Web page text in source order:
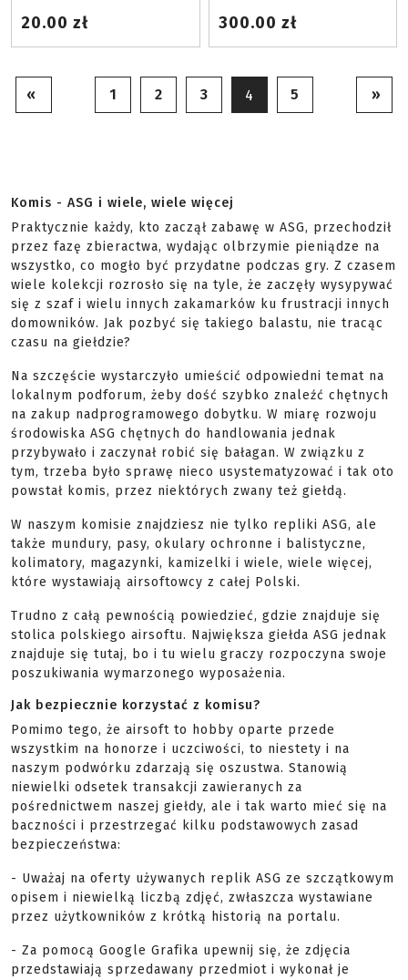
20.00 zł 300.00 zł
« 1 2 3 4 5 »
Komis - ASG i wiele, wiele więcej
Praktycznie każdy, kto zaczął zabawę w ASG, przechodził
przez fazę zbieractwa, wydając olbrzymie pieniądze na
wszystko, co mogło być przydatne podczas gry. Z czasem
wiele kolekcji rozrosło się na tyle, że zaczęły wysypywać
się z szaf i wielu innych zakamarków ku frustracji innych
domowników. Jak pozbyć się takiego balastu, nie tracąc
czasu na giełdzie?
Na szczęście wystarczyło umieścić odpowiedni temat na
lokalnym podforum, żeby dość szybko znaleźć chętnych
na zakup nadprogramowego dobytku. W miarę rozwoju
środowiska ASG chętnych do handlowania jednak
przybywało i zaczynał robić się bałagan. W związku z
tym, trzeba było sprawę nieco usystematyzować i tak oto
powstał komis, przez niektórych zwany też giełdą.
W naszym komisie znajdziesz nie tylko repliki ASG, ale
także mundury, pasy, okulary ochronne i balistyczne,
kolimatory, magazynki, kamizelki i wiele, wiele więcej,
które wystawiają airsoftowcy z całej Polski.
Trudno z całą pewnością powiedzieć, gdzie znajduje się
stolica polskiego airsoftu. Największa giełda ASG jednak
znajduje się tutaj, bo i tu wielu graczy rozpoczyna swoje
poszukiwania wymarzonego wyposażenia.
Jak bezpiecznie korzystać z komisu?
Pomimo tego, że airsoft to hobby oparte przede
wszystkim na honorze i uczciwości, to niestety i na
naszym podwórku zdarzają się oszustwa. Stanowią
niewielki odsetek transakcji zawieranych za
pośrednictwem naszej giełdy, ale i tak warto mieć się na
baczności i przestrzegać kilku podstawowych zasad
bezpieczeństwa:
- Uważaj na oferty używanych replik ASG ze szczątkowym
opisem i niewielką liczbą zdjęć, zwłaszcza wystawiane
przez użytkowników z krótką historią na portalu.
- Za pomocą Google Grafika upewnij się, że zdjęcia
przedstawiają sprzedawany przedmiot i wykonał je